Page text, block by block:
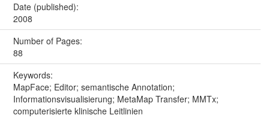
Date (published):
2008
Number of Pages:
88
Keywords:
MapFace; Editor; semantische Annotation;
Informationsvisualisierung; MetaMap Transfer; MMTx;
computerisierte klinische Leitlinien